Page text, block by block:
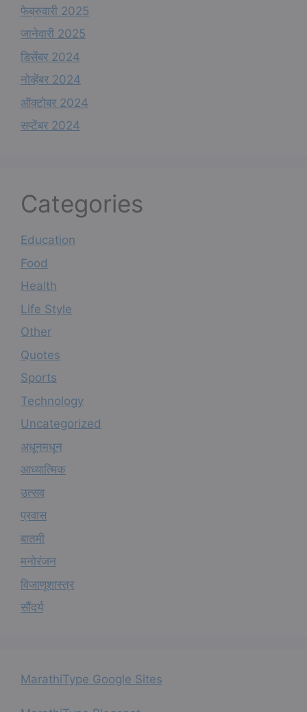
फेब्रुवारी 2025
जानेवारी 2025
डिसेंबर 2024
नोव्हेंबर 2024
ऑक्टोबर 2024
सप्टेंबर 2024
Categories
Education
Food
Health
Life Style
Other
Quotes
Sports
Technology
Uncategorized
अधूनमधून
आध्यात्मिक
उत्सव
प्रवास
बातमी
मनोरंजन
विजाणूशास्त्र
सौंदर्य
MarathiType Google Sites